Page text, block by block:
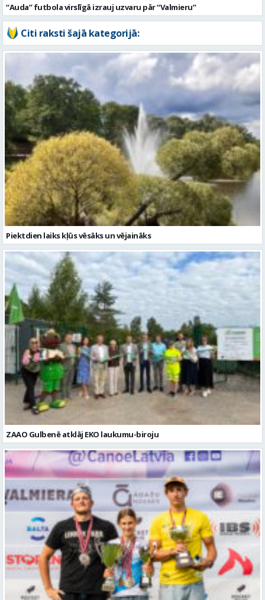
Piektdien laiks kļūs vēsāks un vējaināks
ZAAO Gulbenē atklāj EKO laukumu-biroju
Valmierieši triumfē piemiņas sacensībās